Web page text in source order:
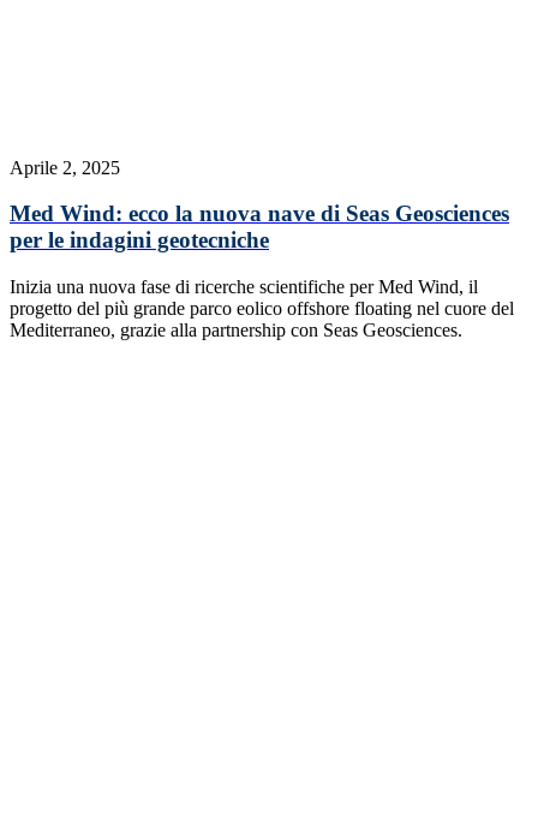
Aprile 2, 2025
Med Wind: ecco la nuova nave di Seas Geosciences
per le indagini geotecniche
Inizia una nuova fase di ricerche scientifiche per Med Wind, il
progetto del più grande parco eolico offshore floating nel cuore del
Mediterraneo, grazie alla partnership con Seas Geosciences.